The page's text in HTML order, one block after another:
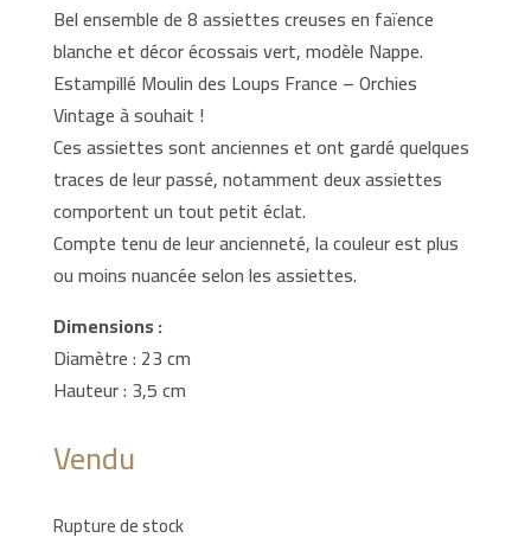
Bel ensemble de 8 assiettes creuses en faïence
blanche et décor écossais vert, modèle Nappe.
Estampillé Moulin des Loups France – Orchies
Vintage à souhait !
Ces assiettes sont anciennes et ont gardé quelques
traces de leur passé, notamment deux assiettes
comportent un tout petit éclat.
Compte tenu de leur ancienneté, la couleur est plus
ou moins nuancée selon les assiettes.
Dimensions :
Diamètre : 23 cm
Hauteur : 3,5 cm
Vendu
Rupture de stock